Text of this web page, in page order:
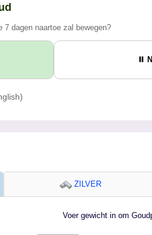
7 dagen naartoe zal bewegen?
⏸
ZILVER
Voer gewicht in om